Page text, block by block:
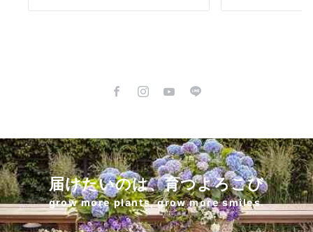
届けたいのは、育つよろこび
grow more plants, grow more smiles.